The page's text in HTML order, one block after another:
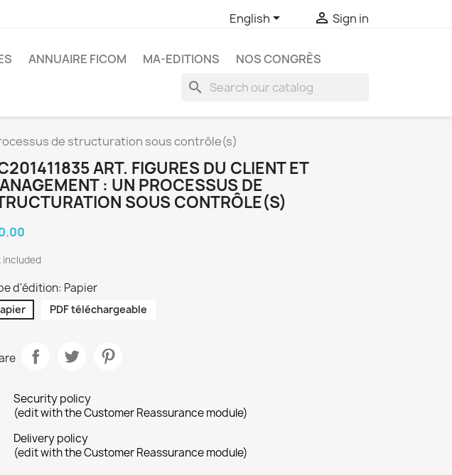
English  Sign in
ANNUAIRE FICOM MA-EDITIONS NOS CONGRÈS
search
de structuration sous contrôle(s)
ART. FIGURES DU CLIENT ET
: UN PROCESSUS DE
SOUS CONTRÔLE(S)
included
d'édition: Papier
PDF téléchargeable
Security policy
(edit with the Customer Reassurance module)
Delivery policy
(edit with the Customer Reassurance module)